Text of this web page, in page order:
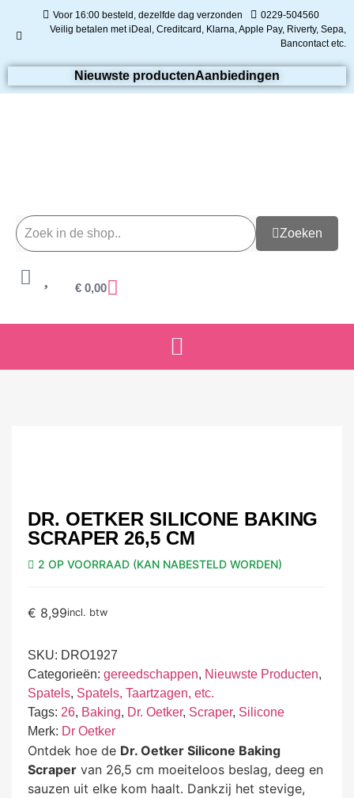
Voor 16:00 besteld, dezelfde dag verzonden
0229-504560
Veilig betalen met iDeal, Creditcard, Klarna, Apple Pay, Riverty, Sepa,
Bancontact etc.
Nieuwste productenAanbiedingen
Zoeken
€ 0,00
DR. OETKER SILICONE BAKING
SCRAPER 26,5 CM
2 OP VOORRAAD (KAN NABESTELD WORDEN)
€ 8,99incl. btw
SKU: DRO1927
Categorieën: gereedschappen, Nieuwste Producten,
Spatels, Spatels, Taartzagen, etc.
Tags: 26, Baking, Dr. Oetker, Scraper, Silicone
Merk: Dr Oetker
Ontdek hoe de Dr. Oetker Silicone Baking
Scraper van 26,5 cm moeiteloos beslag, deeg en
sauzen uit elke kom haalt. Dankzij het stevige,